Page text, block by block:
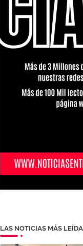
LAS NOTICIAS MÁS